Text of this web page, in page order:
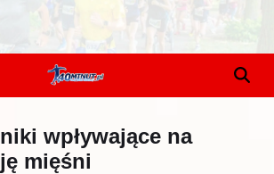
wpływające na
mięśni